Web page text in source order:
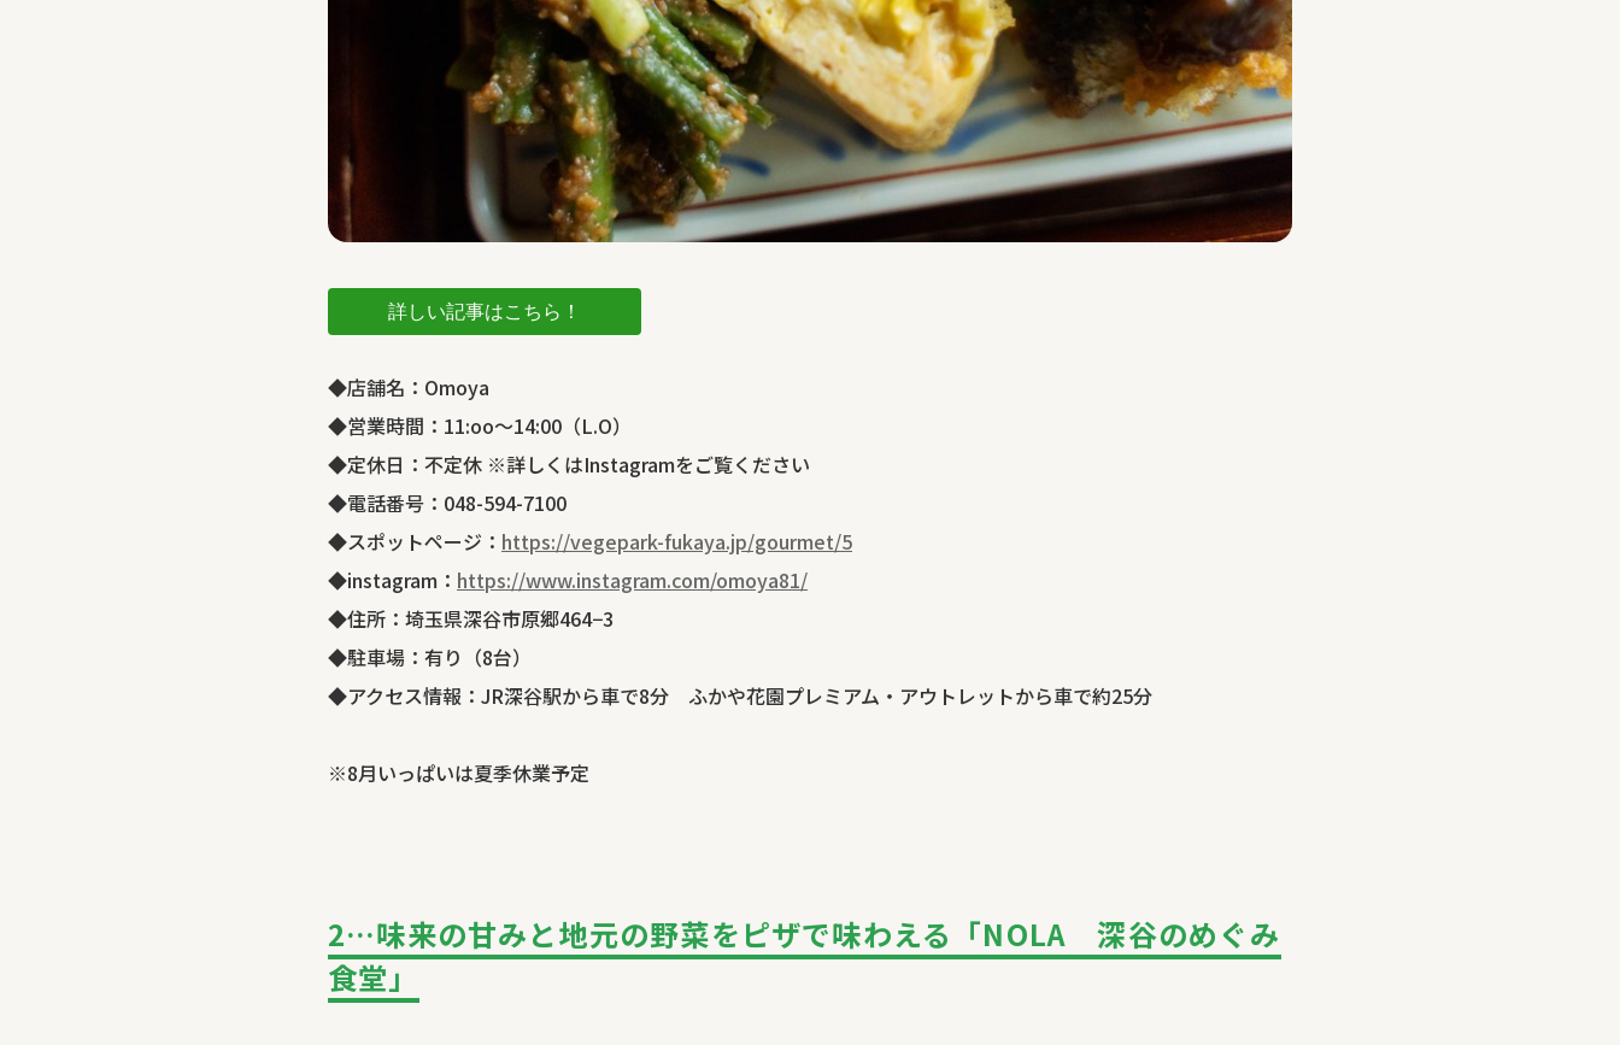
詳しい記事はこちら！
◆店舗名：Omoya
◆営業時間：11:oo〜14:00（L.O）
◆定休日：不定休 ※詳しくはInstagramをご覧ください
◆電話番号：048-594-7100
◆スポットページ： https://vegepark-fukaya.jp/gourmet/5
◆instagram： https://www.instagram.com/omoya81/
◆住所：埼玉県深谷市原郷464−3
◆駐車場：有り（8台）
◆アクセス情報：JR深谷駅から車で8分 ふかや花園プレミアム・アウトレットから車で約25分
※8月いっぱいは夏季休業予定
2…味来の甘みと地元の野菜をピザで味わえる「NOLA 深谷のめぐみ
食堂」